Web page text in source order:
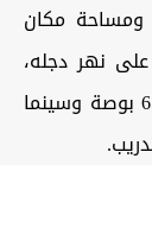
ومساحة مكان
على نهر دجله،
وجاكوزي داخل إحدى غرف النوم وتلفزيون 65 بوصة وسينما